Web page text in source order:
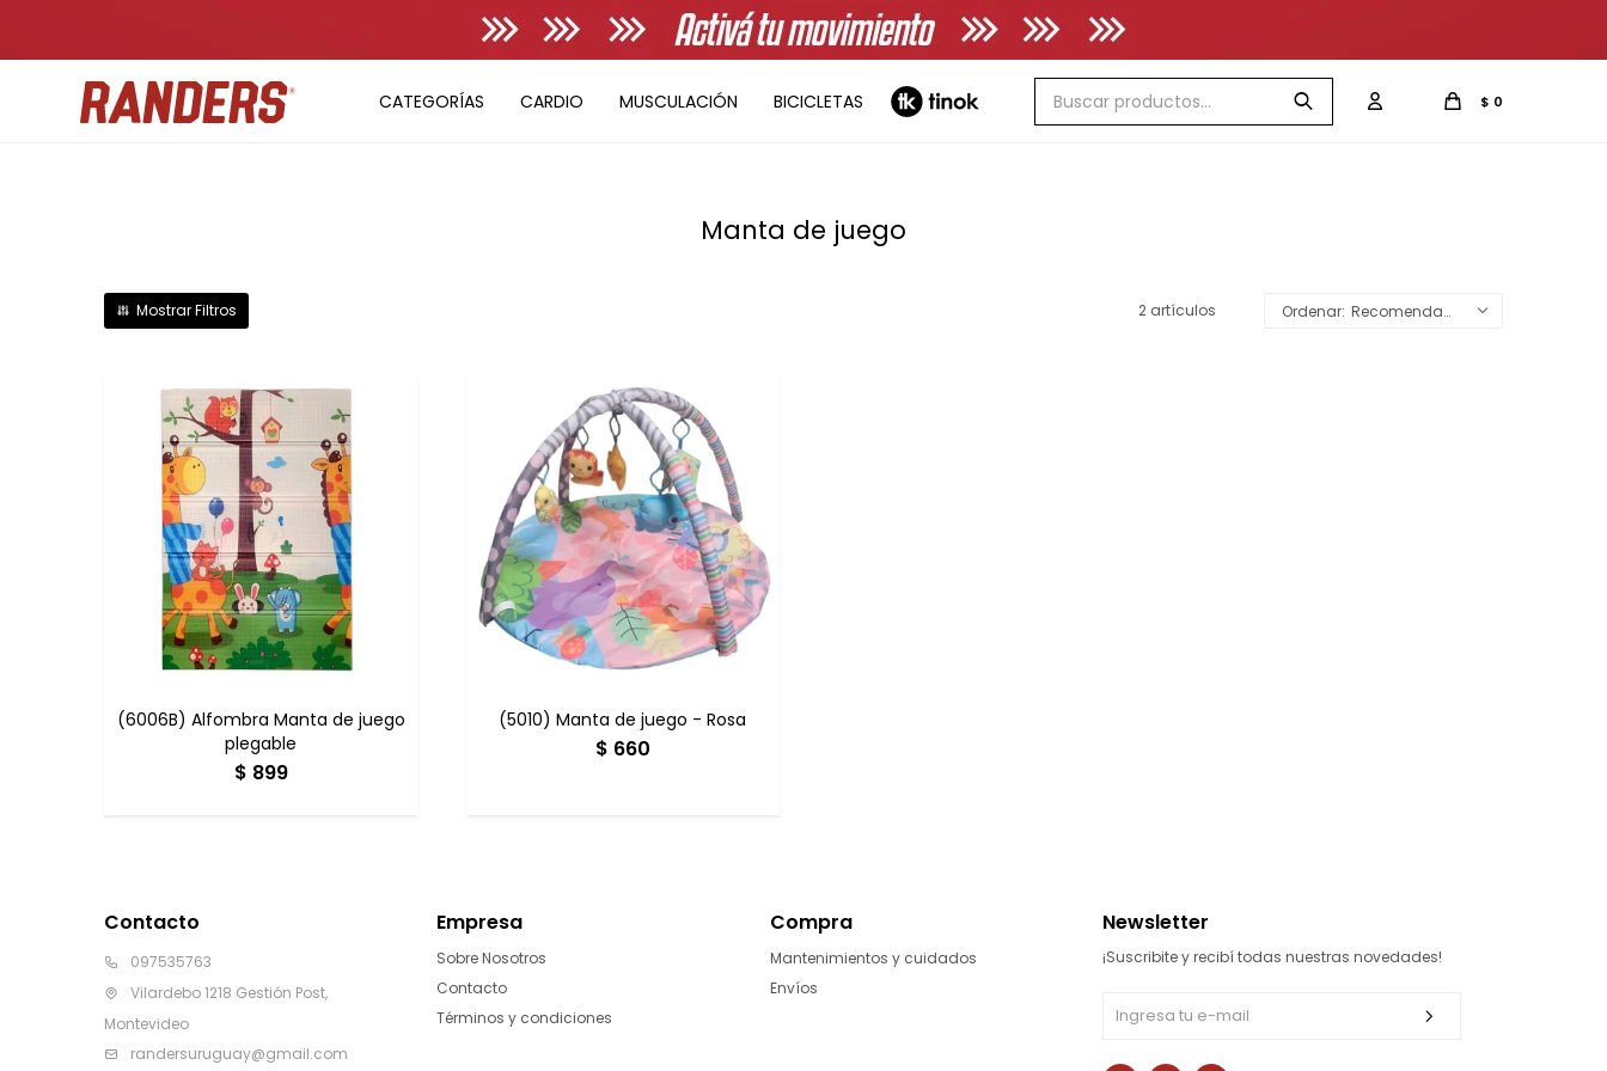
CATEGORÍAS CARDIO MUSCULACIÓN BICICLETAS $ 0
Manta de juego
2 artículos Recomendados
(6006B) Alfombra Manta de juego
plegable
$ 899
(5010) Manta de juego - Rosa
$ 660
Contacto
097535763
Vilardebo 1218 Gestión Post,
Montevideo
randersuruguay@gmail.com
Empresa
Sobre Nosotros
Contacto
Términos y condiciones
Compra
Mantenimientos y cuidados
Envíos
Newsletter
¡Suscribite y recibí todas nuestras novedades!